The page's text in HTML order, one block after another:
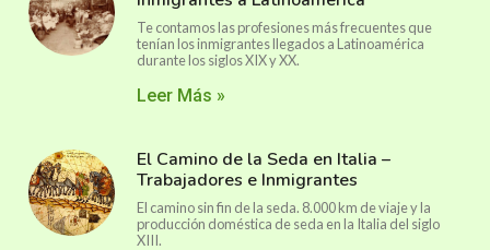
Te contamos las profesiones más frecuentes que
tenían los inmigrantes llegados a Latinoamérica
durante los siglos XIX y XX.
Leer Más »
El Camino de la Seda en Italia –
Trabajadores e Inmigrantes
El camino sin fin de la seda. 8.000 km de viaje y la
producción doméstica de seda en la Italia del siglo
XIII.